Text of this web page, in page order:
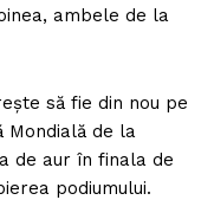
ambele de la
să fie din nou pe
Mondială de la
de aur în finala de
podiumului.